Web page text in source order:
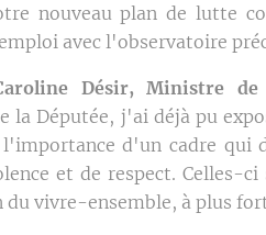
nouveau plan de lutte
avec l'observatoire
Désir, Ministre de
la Députée, j'ai déjà pu
d'un cadre qui
et de respect. Celles-
du vivre-ensemble, à plus